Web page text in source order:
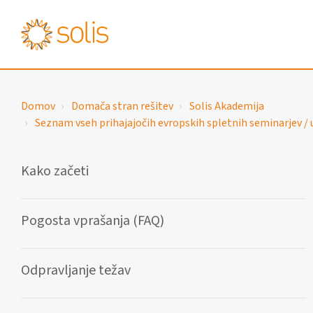
Domov Domača stran rešitev
Solis Akademija
Seznam vseh prihajajočih evropskih spletnih seminarjev /
Kako začeti
Pogosta vprašanja (FAQ)
Odpravljanje težav